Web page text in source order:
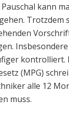
kann
Trotzdem
kontrolliert.
(MPG)
alle 12
muss.